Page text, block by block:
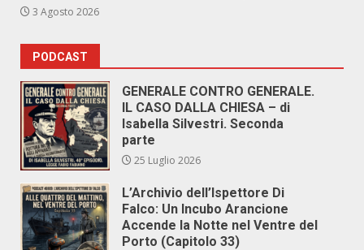
3 Agosto 2026
PODCAST
GENERALE CONTRO GENERALE.
IL CASO DALLA CHIESA – di
Isabella Silvestri. Seconda
parte
25 Luglio 2026
L’Archivio dell’Ispettore Di
Falco: Un Incubo Arancione
Accende la Notte nel Ventre del
Porto (Capitolo 33)